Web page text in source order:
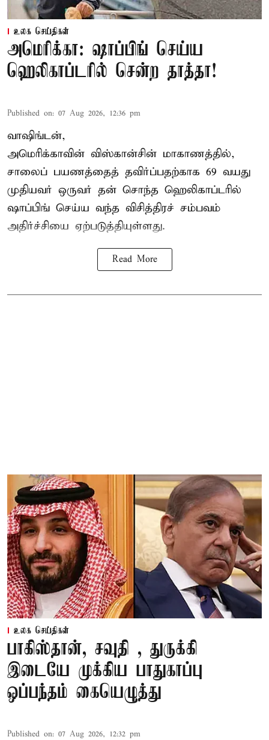
உலக செய்திகள்
அமெரிக்கா: ஷாப்பிங் செய்ய
ஹெலிகாப்டரில் சென்ற தாத்தா!
Published on: 07 Aug 2026, 12:36 pm
வாஷிங்டன்,
அமெரிக்காவின் விஸ்கான்சின் மாகாணத்தில்,
சாலைப் பயணத்தைத் தவிர்ப்பதற்காக 69 வயது
முதியவர் ஒருவர் தன் சொந்த ஹெலிகாப்டரில்
ஷாப்பிங் செய்ய வந்த விசித்திரச் சம்பவம்
அதிர்ச்சியை ஏற்படுத்தியுள்ளது.
Read More
உலக செய்திகள்
பாகிஸ்தான், சவுதி , துருக்கி
இடையே முக்கிய பாதுகாப்பு
ஒப்பந்தம் கையெழுத்து
Published on: 07 Aug 2026, 12:32 pm